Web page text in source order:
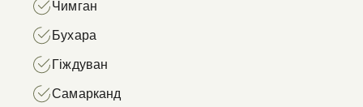
Чимган
Бухара
Гіждуван
Самарканд